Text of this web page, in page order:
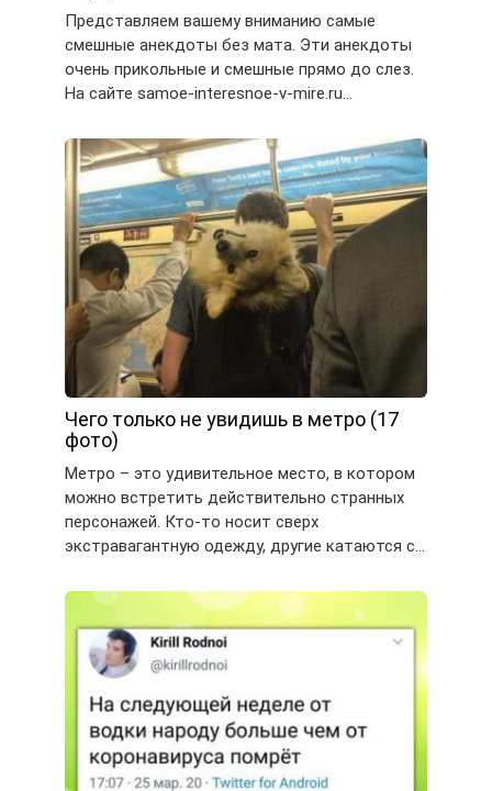
Представляем вашему вниманию самые
смешные анекдоты без мата. Эти анекдоты
очень прикольные и смешные прямо до слез.
На сайте samoe-interesnoe-v-mire.ru…
Чего только не увидишь в метро (17
фото)
Метро – это удивительное место, в котором
можно встретить действительно странных
персонажей. Кто-то носит сверх
экстравагантную одежду, другие катаются с…